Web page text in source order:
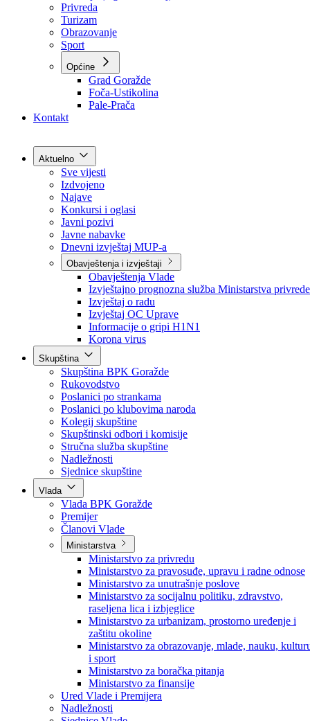
O kantonu
Simboli kantona (Grb, zastava)
Historija (digitalni muzej)
Privreda
Turizam
Obrazovanje
Sport
Općine
Kontakt
Aktuelno
Sve vijesti
Izdvojeno
Najave
Konkursi i oglasi
Javni pozivi
Javne nabavke
Dnevni izvještaj MUP-a
Obavještenja i izvještaji
Obavještenja Vlade
Izvještajno prognozna služba Ministarstva privrede
Izvještaj o radu
Izvještaj OC Uprave
Informacije o gripi H1N1
Korona virus
Skupština
Skupština BPK Goražde
Rukovodstvo
Poslanici po strankama
Poslanici po klubovima naroda
Kolegij skupštine
Skupštinski odbori i komisije
Stručna služba skupštine
Nadležnosti
Sjednice skupštine
Vlada
Vlada BPK Goražde
Premijer
Članovi Vlade
Ministarstva
Ministarstvo za privredu
Ministarstvo za pravosuđe, upravu i radne odnose
Ministarstvo za unutrašnje poslove
Ministarstvo za socijalnu politiku, zdravstvo,
raseljena lica i izbjeglice
Ministarstvo za urbanizam, prostorno uređenje i
zaštitu okoline
Ministarstvo za obrazovanje, mlade, nauku,
i sport
Ministarstvo za boračka pitanja